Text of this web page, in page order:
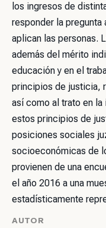
los ingresos de
responder la
aplican las personas.
además del mérito
educación y en el
principios de justicia,
así como al trato en
estos principios de
posiciones sociales
socioeconómicas de
provienen de una
el año 2016 a una
estadísticamente
AUTOR